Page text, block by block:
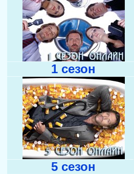
1 сезон
5 сезон